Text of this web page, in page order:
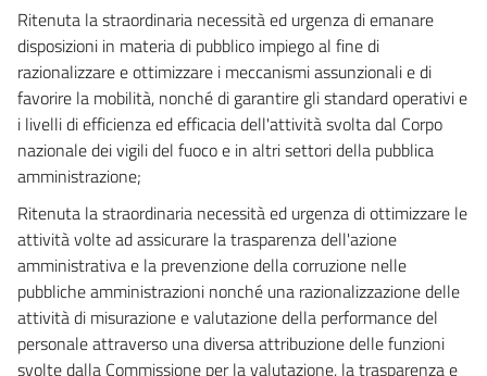
CAPO IV
Misure in materia ambientale.
11
12
12 bis
13
Ritenuta la straordinaria necessità ed urgenza di emanare
disposizioni in materia di pubblico impiego al fine di
razionalizzare e ottimizzare i meccanismi assunzionali e di
favorire la mobilità, nonché di garantire gli standard operativi e
i livelli di efficienza ed efficacia dell'attività svolta dal Corpo
nazionale dei vigili del fuoco e in altri settori della pubblica
amministrazione;
Ritenuta la straordinaria necessità ed urgenza di ottimizzare le
attività volte ad assicurare la trasparenza dell'azione
amministrativa e la prevenzione della corruzione nelle
pubbliche amministrazioni nonché una razionalizzazione delle
attività di misurazione e valutazione della performance del
personale attraverso una diversa attribuzione delle funzioni
svolte dalla Commissione per la valutazione, la trasparenza e